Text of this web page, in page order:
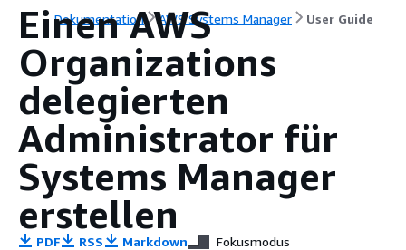
Dokumentation AWS Systems Manager User Guide
Einen AWS
Organizations
delegierten
Administrator für
Systems Manager
erstellen
PDF RSS Markdown Fokusmodus